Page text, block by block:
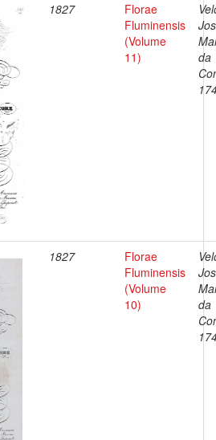
1827
Florae
Fluminensis
(Volume
11)
da
1827
Florae
Fluminensis
(Volume
10)
da